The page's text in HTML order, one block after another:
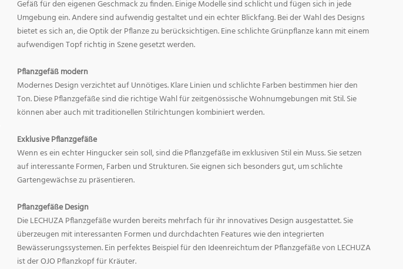
Gefäß für den eigenen Geschmack zu finden. Einige Modelle sind schlicht und fügen sich in jede
Umgebung ein. Andere sind aufwendig gestaltet und ein echter Blickfang. Bei der Wahl des Designs
bietet es sich an, die Optik der Pflanze zu berücksichtigen. Eine schlichte Grünpflanze kann mit einem
aufwendigen Topf richtig in Szene gesetzt werden.
Pflanzgefäß modern
Modernes Design verzichtet auf Unnötiges. Klare Linien und schlichte Farben bestimmen hier den
Ton. Diese Pflanzgefäße sind die richtige Wahl für zeitgenössische Wohnumgebungen mit Stil. Sie
können aber auch mit traditionellen Stilrichtungen kombiniert werden.
Exklusive Pflanzgefäße
Wenn es ein echter Hingucker sein soll, sind die Pflanzgefäße im exklusiven Stil ein Muss. Sie setzen
auf interessante Formen, Farben und Strukturen. Sie eignen sich besonders gut, um schlichte
Gartengewächse zu präsentieren.
Pflanzgefäße Design
Die LECHUZA Pflanzgefäße wurden bereits mehrfach für ihr innovatives Design ausgestattet. Sie
überzeugen mit interessanten Formen und durchdachten Features wie den integrierten
Bewässerungssystemen. Ein perfektes Beispiel für den Ideenreichtum der Pflanzgefäße von LECHUZA
ist der OJO Pflanzkopf für Kräuter.